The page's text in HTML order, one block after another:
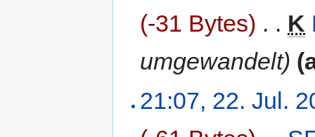
(-31 Bytes) . . K
umgewandelt)
21:07, 22. Jul.